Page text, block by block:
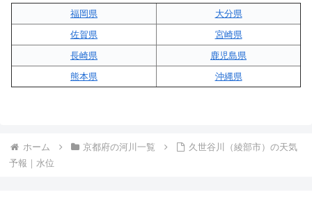
福岡県
大分県
佐賀県
宮崎県
長崎県
鹿児島県
熊本県
沖縄県
ホーム 京都府の河川一覧
久世谷川（綾部市）の天気
予報｜水位